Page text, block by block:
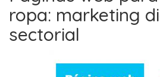
ropa: marketing
sectorial